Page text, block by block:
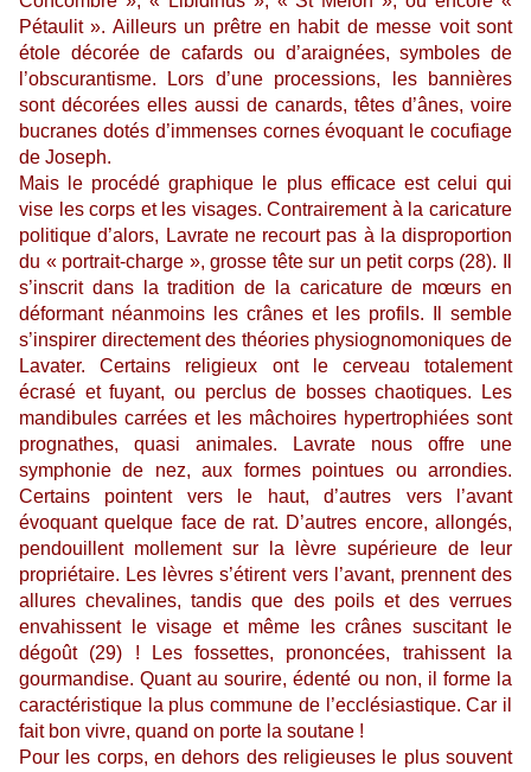
Pétaulit ». Ailleurs un prêtre en habit de messe voit sont
étole décorée de cafards ou d’araignées, symboles de
l’obscurantisme. Lors d’une processions, les bannières
sont décorées elles aussi de canards, têtes d’ânes, voire
bucranes dotés d’immenses cornes évoquant le cocufiage
de Joseph.
Mais le procédé graphique le plus efficace est celui qui
vise les corps et les visages. Contrairement à la caricature
politique d’alors, Lavrate ne recourt pas à la disproportion
du « portrait-charge », grosse tête sur un petit corps (28). Il
s’inscrit dans la tradition de la caricature de mœurs en
déformant néanmoins les crânes et les profils. Il semble
s’inspirer directement des théories physiognomoniques de
Lavater. Certains religieux ont le cerveau totalement
écrasé et fuyant, ou perclus de bosses chaotiques. Les
mandibules carrées et les mâchoires hypertrophiées sont
prognathes, quasi animales. Lavrate nous offre une
symphonie de nez, aux formes pointues ou arrondies.
Certains pointent vers le haut, d’autres vers l’avant
évoquant quelque face de rat. D’autres encore, allongés,
pendouillent mollement sur la lèvre supérieure de leur
propriétaire. Les lèvres s’étirent vers l’avant, prennent des
allures chevalines, tandis que des poils et des verrues
envahissent le visage et même les crânes suscitant le
dégoût (29) ! Les fossettes, prononcées, trahissent la
gourmandise. Quant au sourire, édenté ou non, il forme la
caractéristique la plus commune de l’ecclésiastique. Car il
fait bon vivre, quand on porte la soutane !
Pour les corps, en dehors des religieuses le plus souvent